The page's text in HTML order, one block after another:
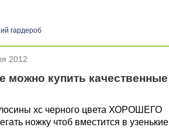
гардероб
2012
можно купить качественные
лосины хс черного цвета ХОРОШЕГО
ножку чтоб вместится в узенькие